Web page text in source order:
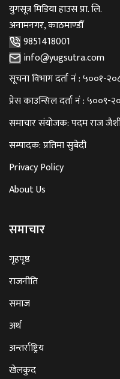
युगसूत्र मिडिया हाउस प्रा. लि.
अनामनगर, काठमाण्डौँ
9851418001
info@yugsutra.com
सूचना विभाग दर्ता नं : ५००१-
प्रेस काउन्सिल दर्ता नं : ५००९-
समाचार संयोजक: पदम राज
सम्पादक: प्रतिमा सुबेदी
Privacy Policy
About Us
समाचार
गृहपृष्ठ
राजनीति
समाज
अर्थ
अन्तर्राष्ट्रिय
खेलकुद